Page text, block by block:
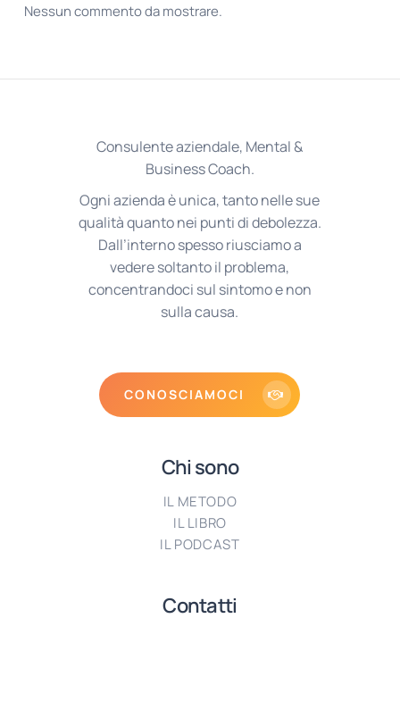
Nessun commento da mostrare.
Consulente aziendale, Mental &
Business Coach.
Ogni azienda è unica, tanto nelle sue
qualità quanto nei punti di debolezza.
Dall’interno spesso riusciamo a
vedere soltanto il problema,
concentrandoci sul sintomo e non
sulla causa.
CONOSCIAMOCI
Chi sono
IL METODO
IL LIBRO
IL PODCAST
Contatti